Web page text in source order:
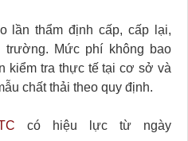
lần thẩm định cấp, cấp lại,
trường. Mức phí không bao
kiểm tra thực tế tại cơ sở và
chất thải theo quy định.
có hiệu lực từ ngày